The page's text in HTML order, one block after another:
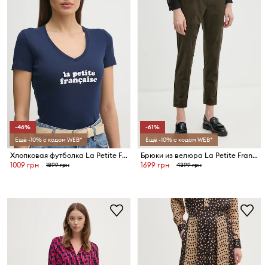
-46%
Ещё -10% с кодом WEB*
Хлопковая футболка La Petite Française THIBAULT
1009 грн
1899 грн
-61%
Ещё -10% с кодом WEB*
Брюки из велюра La Petite Française
1699 грн
4399 грн